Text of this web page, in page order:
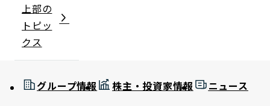
上部の
トピッ
クス
グループ情報 株主・投資家情報 ニュース